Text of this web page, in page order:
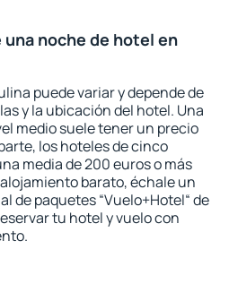
una noche de hotel en
puede variar y depende de
y la ubicación del hotel. Una
medio suele tener un precio
los hoteles de cinco
media de 200 euros o más
barato, échale un
de paquetes “Vuelo+Hotel“ de
tu hotel y vuelo con